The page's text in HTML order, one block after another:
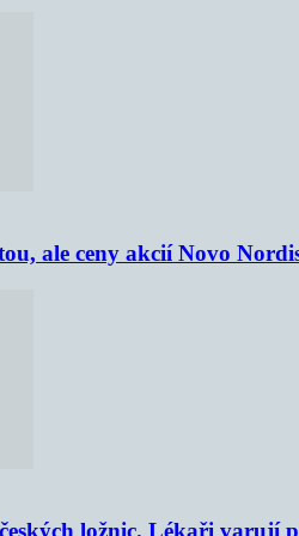
ale ceny akcií Novo
ložnic. Lékaři varují